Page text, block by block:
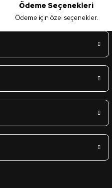
Ödeme Seçenekleri
Ödeme için özel seçenekler.